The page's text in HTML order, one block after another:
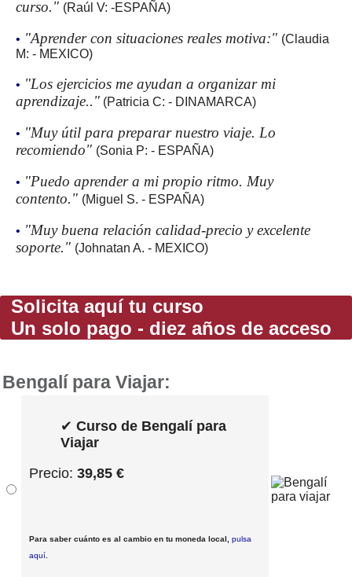
curso." (Raúl V: -ESPAÑA)
• "Aprender con situaciones reales motiva:" (Claudia
M: - MEXICO)
• "Los ejercicios me ayudan a organizar mi
aprendizaje.." (Patricia C: - DINAMARCA)
• "Muy útil para preparar nuestro viaje. Lo
recomiendo" (Sonia P: - ESPAÑA)
• "Puedo aprender a mi propio ritmo. Muy
contento." (Miguel S. - ESPAÑA)
• "Muy buena relación calidad-precio y excelente
soporte." (Johnatan A. - MEXICO)
Solicita aquí tu curso
Un solo pago - diez años de acceso
Bengalí para Viajar:
✔ Curso de Bengalí para
Viajar
Precio: 39,85 €
Para saber cuánto es al cambio en tu moneda local, pulsa
aquí